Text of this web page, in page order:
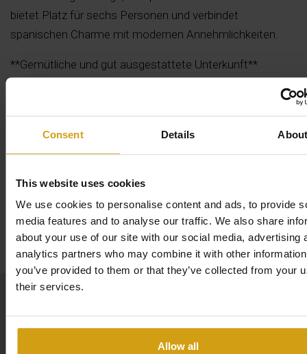
Consent Details About
This website uses cookies
We use cookies to personalise content and ads, to provide
media features and to analyse our traffic. We also share
about your use of our site with our social media, advertising
analytics partners who may combine it with other
you’ve provided to them or that they’ve collected from your
their services.
Allow all
bietet Platz für sechs Personen und verbindet
spanischen Charme mit modernen Annehmlichkeiten.
**Gemütliche und gut ausgestattete Unterkunft**
sofort die Urlaubsatmosphäre spüren. Das Haus ist
komplett ausgestattet, um Ihnen einen unbeschwerten
Urlaub zu bieten. Ihre Betten sind bezogen und
sofort genießen können. Casa Flamenca verfügt über
drei komfortable Schlafzimmer und zwei geräumige
Badezimmer und ist somit ideal für Familien, Gruppen von
Freunden oder Paare.
**Für jeden geeignet**
Erdgeschoss ist das Haus auch für Menschen mit
Behinderungen und ältere Menschen sehr gut zugänglich.
Weiterlesen
Karte